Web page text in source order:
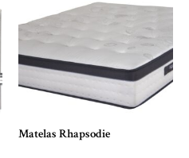
Matelas Rhapsodie